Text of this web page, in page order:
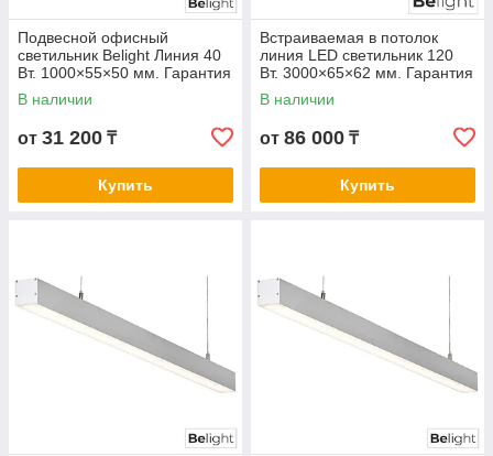
Подвесной офисный
светильник Belight Линия 40
Вт. 1000×55×50 мм. Гарантия
3- 5 лет. Сертификат СТ КЗ.
Любой цвет корпуса
В наличии
от 31 200 ₸
Купить
Встраиваемая в потолок
линия LED светильник 120
Вт. 3000×65×62 мм. Гарантия
3- 5 лет. Сертификат СТ КЗ.
Любой цвет корпуса
В наличии
от 86 000 ₸
Купить